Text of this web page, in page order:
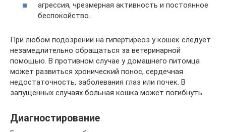
агрессия, чрезмерная активность и постоянное
беспокойство.
При любом подозрении на гипертиреоз у кошек следует
незамедлительно обращаться за ветеринарной
помощью. В противном случае у домашнего питомца
может развиться хронический понос, сердечная
недостаточность, заболевания глаз или почек. В
запущенных случаях больная кошка может погибнуть.
Диагностирование